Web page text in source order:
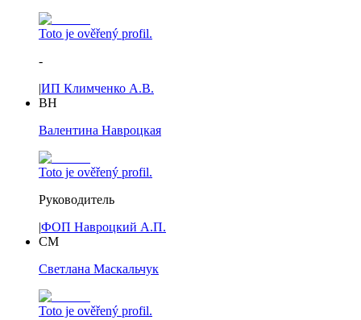
Toto je ověřený profil.
-
|ИП Климченко А.В.
ВН
Валентина Навроцкая
Toto je ověřený profil.
Руководитель
|ФОП Навроцкий А.П.
СМ
Светлана Маскальчук
Toto je ověřený profil.